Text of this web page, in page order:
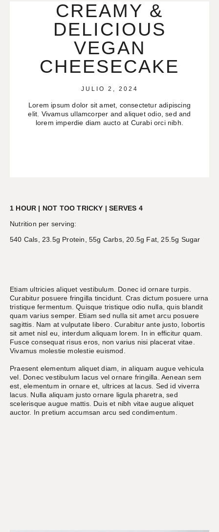
CREAMY &
DELICIOUS
VEGAN
CHEESECAKE
JULIO 2, 2024
Lorem ipsum dolor sit amet, consectetur adipiscing
elit. Vivamus ullamcorper and aliquet odio, sed and
lorem imperdie diam aucto at Curabi orci nibh.
1 HOUR | NOT TOO TRICKY | SERVES 4
Nutrition per serving:
540 Cals, 23.5g Protein, 55g Carbs, 20.5g Fat, 25.5g Sugar
Etiam ultricies aliquet vestibulum. Donec id ornare turpis.
Curabitur posuere fringilla tincidunt. Cras dictum posuere urna
tristique fermentum. Quisque tristique odio nulla, quis blandit
quam varius semper. Etiam sed nulla sit amet arcu posuere
sagittis. Nam at vulputate libero. Curabitur ante justo, lobortis
sit amet nisl eu, interdum aliquam lorem. In in efficitur quam.
Fusce consequat risus eros, non varius nisi placerat vitae.
Vivamus molestie molestie euismod.
Praesent elementum aliquet diam, in aliquam augue vehicula
vel. Donec vestibulum lacus vel ornare fringilla. Aenean sem
est, elementum in ornare et, ultrices at lacus. Sed id viverra
lacus. Nulla aliquam justo ornare ligula pharetra, sed
scelerisque augue mattis. Duis et nibh vitae augue aliquet
auctor. In pretium accumsan arcu sed condimentum.